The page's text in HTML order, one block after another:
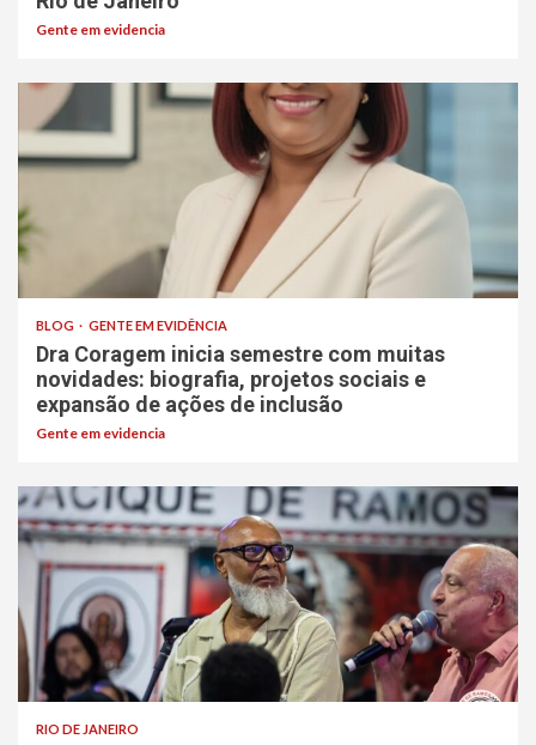
Gente em evidencia
BLOG GENTE EM EVIDÊNCIA
Dra Coragem inicia semestre com muitas
novidades: biografia, projetos sociais e
expansão de ações de inclusão
Gente em evidencia
RIO DE JANEIRO